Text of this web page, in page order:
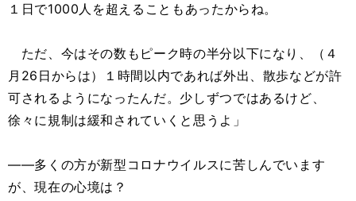
１日で1000人を超えることもあったからね。
ただ、今はその数もピーク時の半分以下になり、（４
月26日からは）１時間以内であれば外出、散歩などが許
可されるようになったんだ。少しずつではあるけど、
徐々に規制は緩和されていくと思うよ」
――多くの方が新型コロナウイルスに苦しんでいます
が、現在の心境は？